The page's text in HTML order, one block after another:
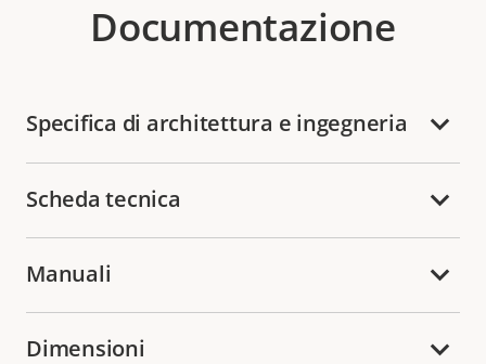
Documentazione
Specifica di architettura e ingegneria
Scheda tecnica
Manuali
Dimensioni